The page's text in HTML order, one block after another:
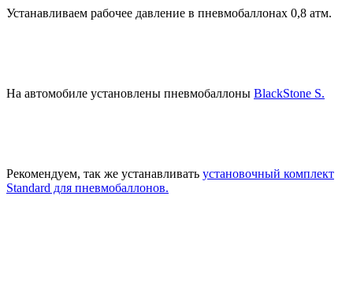
Устанавливаем рабочее давление в пневмобаллонах 0,8 атм.
На автомобиле установлены пневмобаллоны BlackStone S.
Рекомендуем, так же устанавливать установочный комплект
Standard для пневмобаллонов.